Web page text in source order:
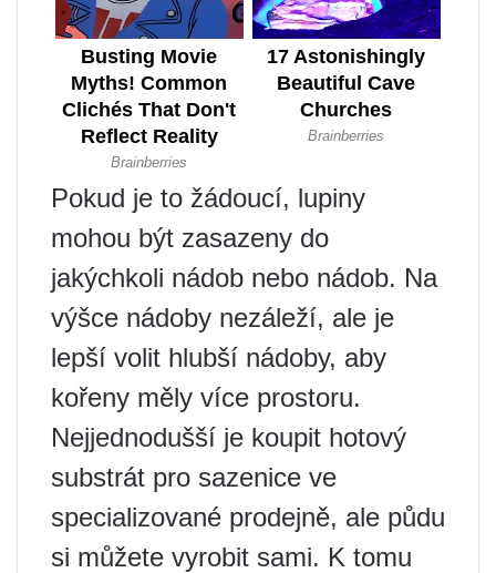
Pokud je to žádoucí, lupiny
mohou být zasazeny do
jakýchkoli nádob nebo nádob. Na
výšce nádoby nezáleží, ale je
lepší volit hlubší nádoby, aby
kořeny měly více prostoru.
Nejjednodušší je koupit hotový
substrát pro sazenice ve
specializované prodejně, ale půdu
si můžete vyrobit sami. K tomu